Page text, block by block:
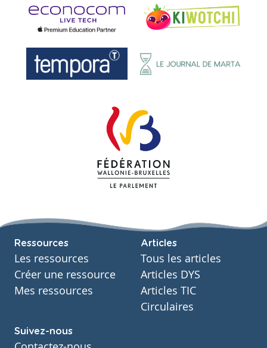
Ressources
Les ressources
Créer une ressource
Mes ressources
Articles
Tous les articles
Articles DYS
Articles TIC
Circulaires
Suivez-nous